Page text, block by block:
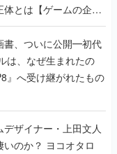
体とは【ゲームの企画
書、ついに公開━初代
は、なぜ生まれたの
』へ受け継がれたもの
ザイナー・上田文人
のか？ ヨコオタロ